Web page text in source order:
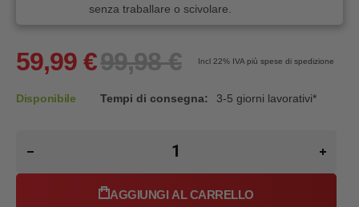
senza traballare o scivolare.
59,99 €99,98 € Incl 22% IVA più spese di spedizione
Disponibile Tempi di consegna: 3-5 giorni lavorativi*
AGGIUNGI AL CARRELLO